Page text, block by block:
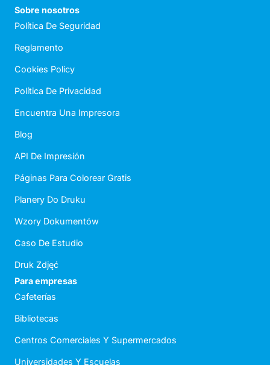
Sobre nosotros
Política De Seguridad
Reglamento
Cookies Policy
Política De Privacidad
Encuentra Una Impresora
Blog
API De Impresión
Páginas Para Colorear Gratis
Planery Do Druku
Wzory Dokumentów
Caso De Estudio
Druk Zdjęć
Para empresas
Cafeterías
Bibliotecas
Centros Comerciales Y Supermercados
Universidades Y Escuelas